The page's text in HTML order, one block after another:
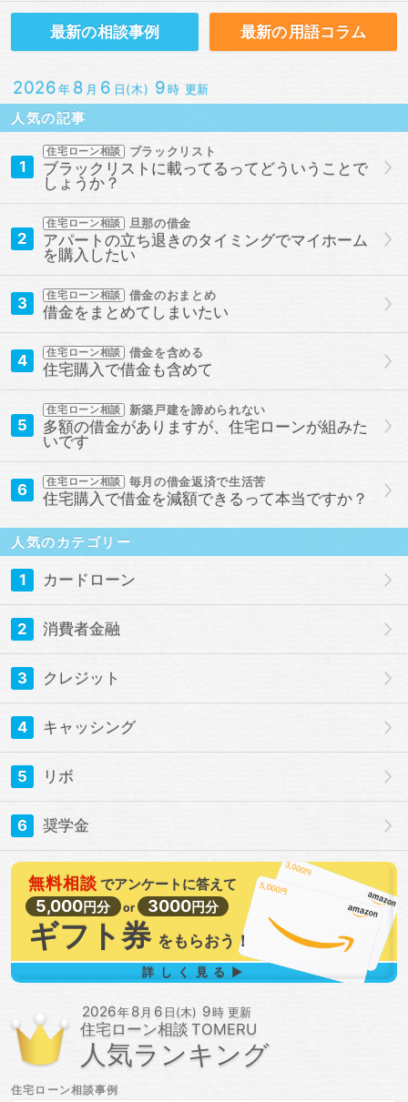
最新の相談事例 最新の 用語コラム
2026 年 8 月 6 日(木) 9 時 更新
人気の記事
1
住宅ローン相談 ブラックリスト
ブラックリストに載ってるってどういうことで
しょうか？
2
住宅ローン相談 旦那の借金
アパートの立ち退きのタイミングでマイホーム
を購入したい
3 住宅ローン相談 借金のおまとめ
借金をまとめてしまいたい
4 住宅ローン相談 借金を含める
住宅購入で借金も含めて
5
住宅ローン相談 新築戸建を諦められない
多額の借金がありますが、住宅ローンが組みた
いです
6 住宅ローン相談 毎月の借金返済で生活苦
住宅購入で借金を減額できるって本当ですか？
人気のカテゴリー
1 カードローン
2 消費者金融
3 クレジット
4 キャッシング
5 リボ
6 奨学金
無料相談 でアンケートに答えて
5,000円分 or 3000円分
ギフト券 を もらおう！
詳しく見る▶
2026年8 月 6 日(木) 9時 更新
住宅ローン相談
人気ランキング
住宅ローン相談事例